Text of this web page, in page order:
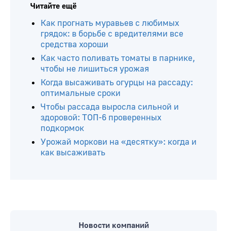
Читайте ещё
Как прогнать муравьев с любимых
грядок: в борьбе с вредителями все
средства хороши
Как часто поливать томаты в парнике,
чтобы не лишиться урожая
Когда высаживать огурцы на рассаду:
оптимальные сроки
Чтобы рассада выросла сильной и
здоровой: ТОП-6 проверенных
подкормок
Урожай моркови на «десятку»: когда и
как высаживать
Новости компаний